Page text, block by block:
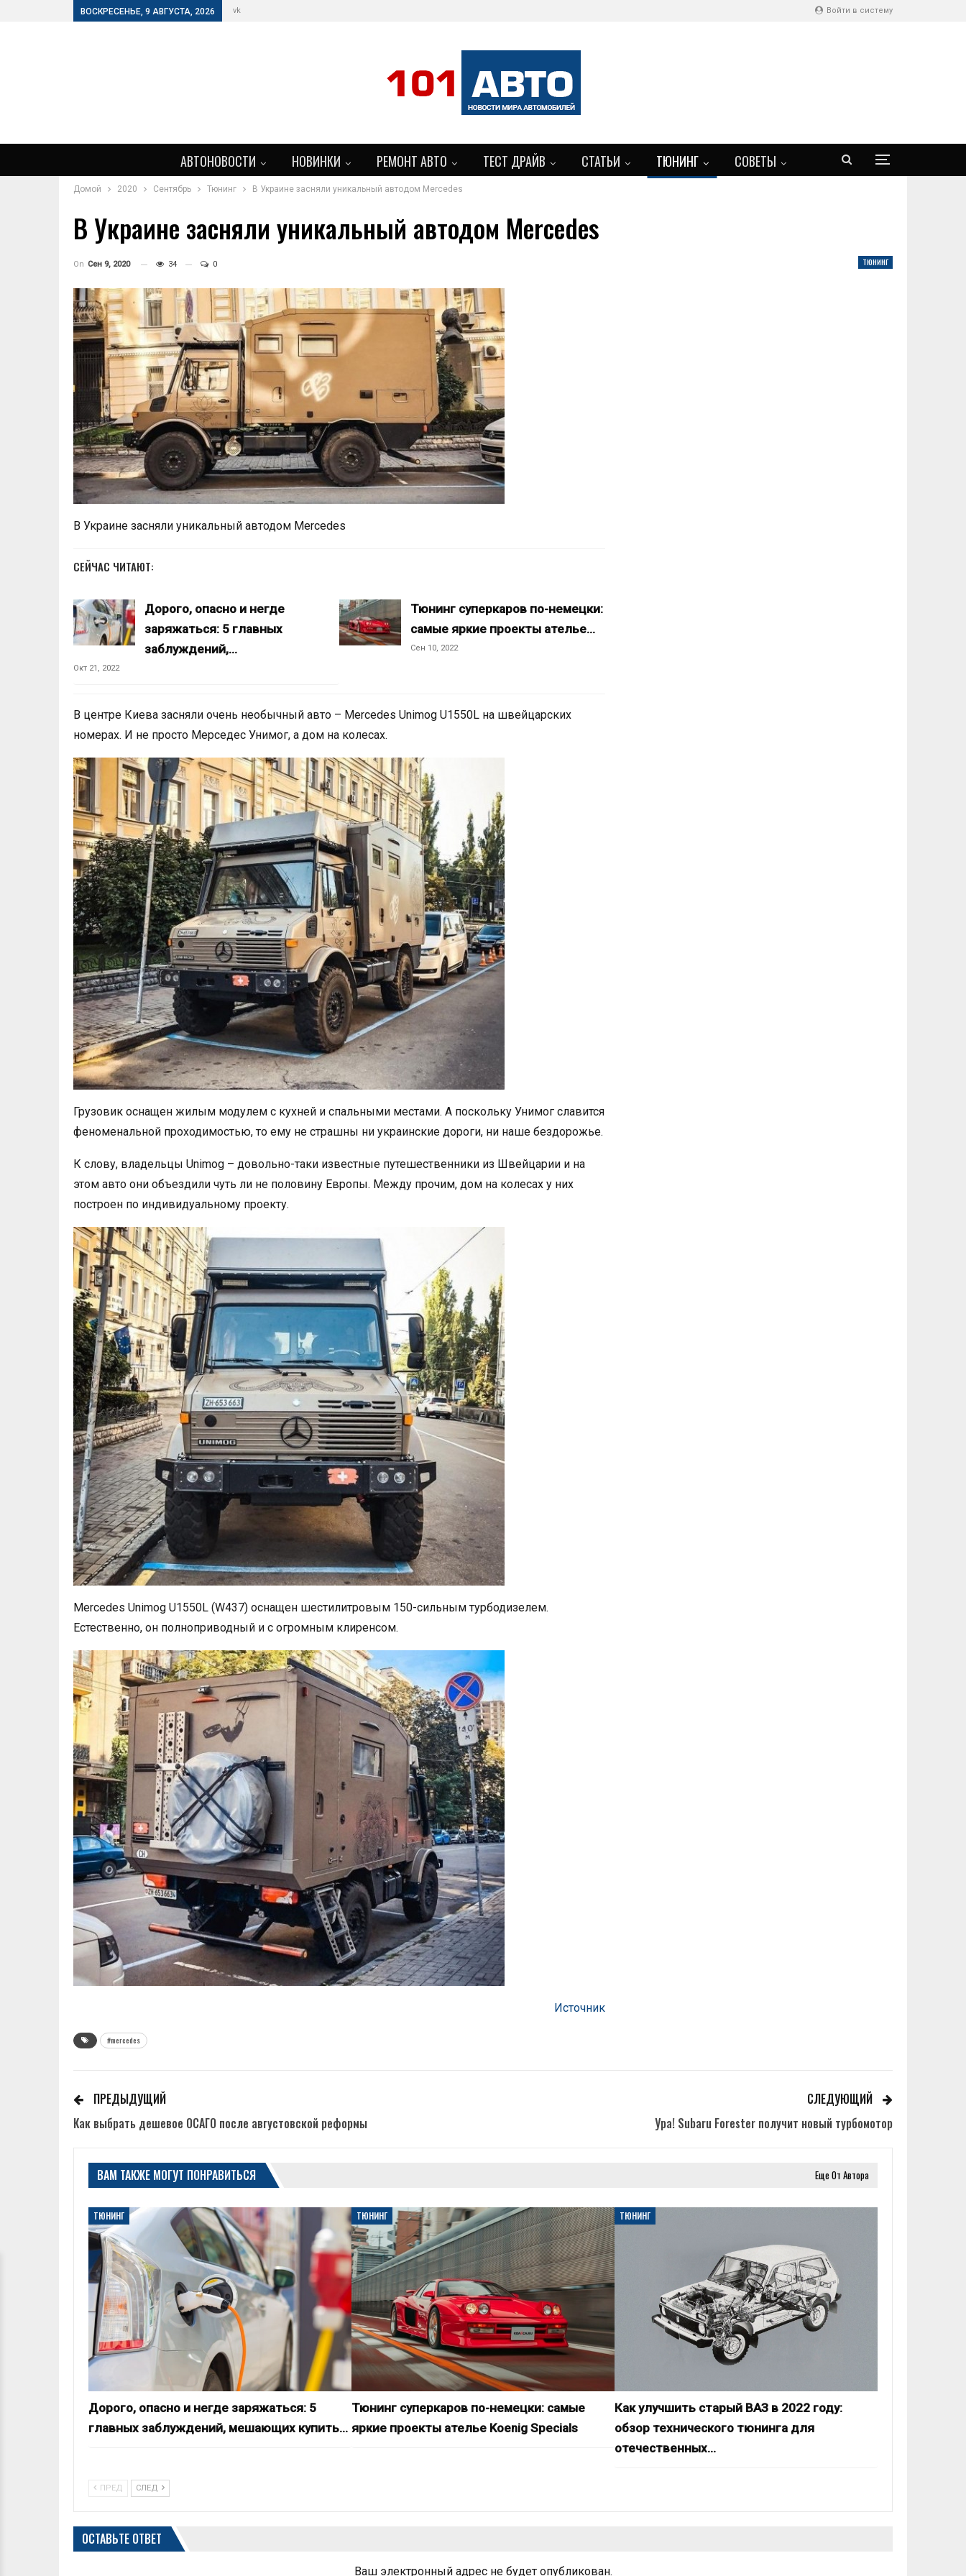
Войти в систему
ВОСКРЕСЕНЬЕ, 9 АВГУСТА, 2026 vk
АВТОНОВОСТИ НОВИНКИ РЕМОНТ АВТО ТЕСТ ДРАЙВ СТАТЬИ ТЮНИНГ
СОВЕТЫ
БОЛЬШЕ
Домой 2020 Сентябрь Тюнинг В Украине засняли уникальный автодом Mercedes
В Украине засняли уникальный автодом Mercedes
ТЮНИНГ
On Сен 9, 2020 34 0
В Украине засняли уникальный автодом Mercedes
СЕЙЧАС ЧИТАЮТ:
Дорого, опасно и негде
заряжаться: 5 главных
заблуждений,…
Окт 21, 2022
Тюнинг суперкаров по-немецки:
самые яркие проекты ателье…
Сен 10, 2022
В центре Киева засняли очень необычный авто – Mercedes Unimog U1550L на швейцарских
номерах. И не просто Мерседес Унимог, а дом на колесах.
Грузовик оснащен жилым модулем с кухней и спальными местами. А поскольку Унимог славится
феноменальной проходимостью, то ему не страшны ни украинские дороги, ни наше бездорожье.
К слову, владельцы Unimog – довольно-таки известные путешественники из Швейцарии и на
этом авто они объездили чуть ли не половину Европы. Между прочим, дом на колесах у них
построен по индивидуальному проекту.
Mercedes Unimog U1550L (W437) оснащен шестилитровым 150-сильным турбодизелем.
Естественно, он полноприводный и с огромным клиренсом.
Источник
#mercedes
ПРЕДЫДУЩИЙ
Как выбрать дешевое ОСАГО после августовской реформы
СЛЕДУЮЩИЙ
Ура! Subaru Forester получит новый турбомотор
ВАМ ТАКЖЕ МОГУТ ПОНРАВИТЬСЯ Еще От Автора
ТЮНИНГ
Дорого, опасно и негде заряжаться: 5
главных заблуждений, мешающих купить…
ТЮНИНГ
Тюнинг суперкаров по-немецки: самые
яркие проекты ателье Koenig Specials
ТЮНИНГ
Как улучшить старый ВАЗ в 2022 году:
обзор технического тюнинга для
отечественных…
ПРЕД СЛЕД
ОСТАВЬТЕ ОТВЕТ
Ваш электронный адрес не будет опубликован.